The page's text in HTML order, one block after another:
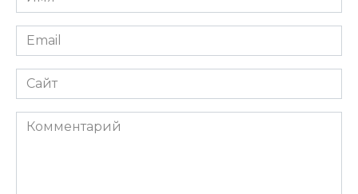
*
Email
*
Сайт
Комментарий